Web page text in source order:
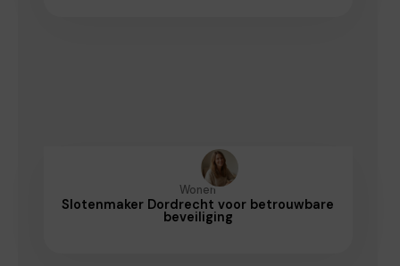
Wonen
Slotenmaker Dordrecht voor betrouwbare
beveiliging